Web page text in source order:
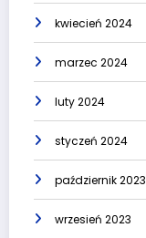
kwiecień 2024
marzec 2024
luty 2024
styczeń 2024
październik 2023
wrzesień 2023